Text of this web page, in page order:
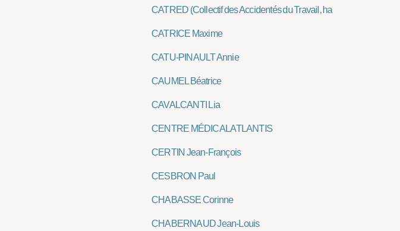
CATRED (Collectif des Accidentés du Travail, handicapés et
CATRICE Maxime
CATU-PINAULT Annie
CAUMEL Béatrice
CAVALCANTI Lia
CENTRE MÉDICAL ATLANTIS
CERTIN Jean-François
CESBRON Paul
CHABASSE Corinne
CHABERNAUD Jean-Louis